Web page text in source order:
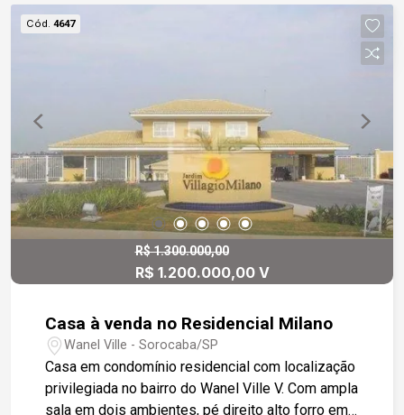
com acabamento em gesso. Banheiros
sofisticados, com cubas esculpidas, box em
aquecedor solar. Uma casa perfeita para quem
busca conforto e sofisticação em um excelente
condomínio.
Cód. 4647
R$ 1.300.000,00
R$ 1.200.000,00 V
Casa à venda no Residencial Milano
Wanel Ville - Sorocaba/SP
Casa em condomínio residencial com localização
privilegiada no bairro do Wanel Ville V. Com ampla
sala em dois ambientes, pé direito alto forro em